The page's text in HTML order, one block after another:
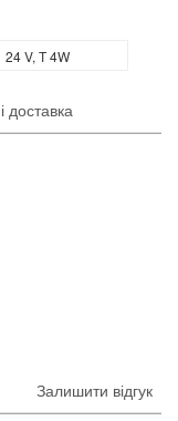
24 V, Т 4W
доставка
Залишити відгук